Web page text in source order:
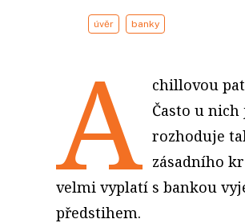
úvěr banky
A chillovou
Často u
rozhoduje
zásadního
velmi vyplatí s bankou
předstihem.